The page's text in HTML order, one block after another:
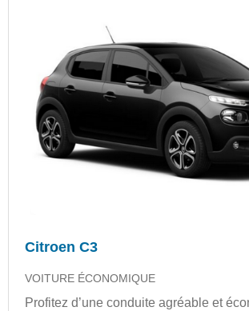
Citroen C3
VOITURE ÉCONOMIQUE
Profitez d’une conduite agréable et